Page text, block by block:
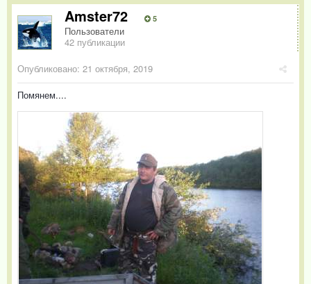
Amster72 5
Пользователи
42 публикации
Опубликовано: 21 октября, 2019
Помянем....